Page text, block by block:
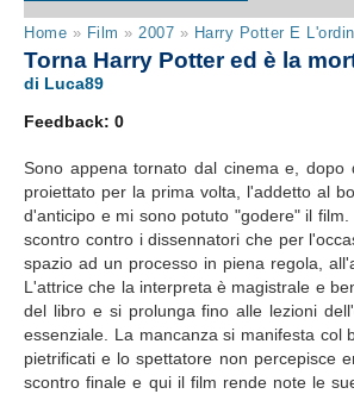
Home » Film » 2007 » Harry Potter E
Torna Harry Potter ed è la
di Luca89
Feedback: 0
Sono appena tornato dal cinema e,
proiettato per la prima volta, l'addetto al
d'anticipo e mi sono potuto "godere" il
scontro contro i dissennatori che per
spazio ad un processo in piena regola,
L'attrice che la interpreta è magistrale e
del libro e si prolunga fino alle lezioni
essenziale. La mancanza si manifesta
pietrificati e lo spettatore non percepisce
scontro finale e qui il film rende note le